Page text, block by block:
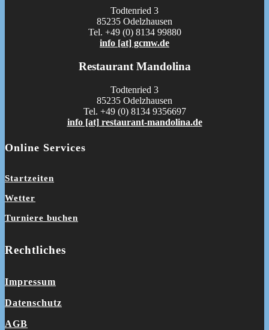
Todtenried 3
85235 Odelzhausen
Tel. +49 (0) 8134 99880
info [at] gcmw.de
Restaurant Mandolina
Todtenried 3
85235 Odelzhausen
Tel. +49 (0) 8134 9356697
info [at] restaurant-mandolina.de
Online Services
Startzeiten
Wetter
Turniere buchen
Rechtliches
Impressum
Datenschutz
AGB